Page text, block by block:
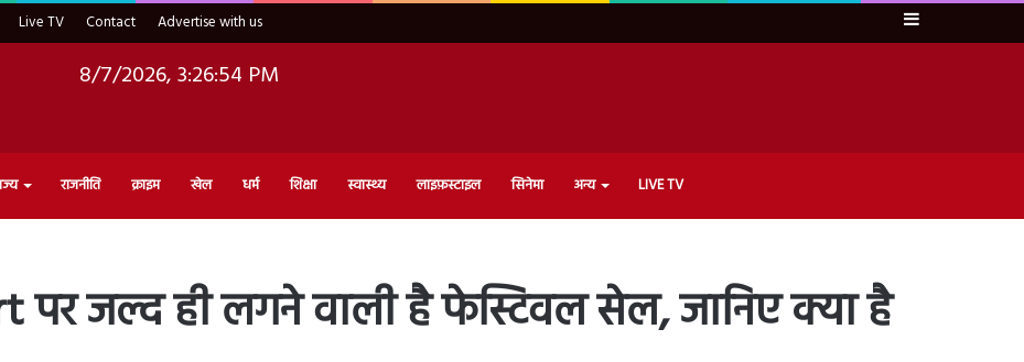
Live TV Contact Advertise with us Sidebar
8/7/2026, 3:26:55 PM
राजनीति क्राइम खेल धर्म शिक्षा स्वास्थ्य लाइफ़स्टाइल सिनेमा अन्य LIVE TV
जल्द ही लगने वाली है फेस्टिवल सेल, जानिए क्या है